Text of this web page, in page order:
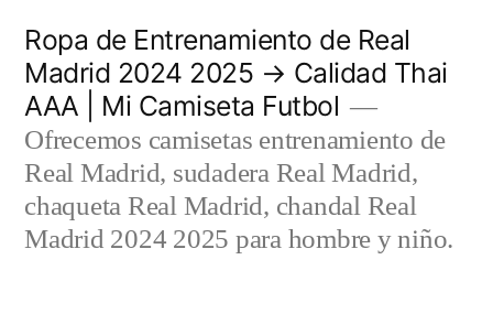
contenido
Ropa de Entrenamiento de Real
Madrid 2024 2025 → Calidad Thai
AAA | Mi Camiseta Futbol
Ofrecemos camisetas entrenamiento de
Real Madrid, sudadera Real Madrid,
chaqueta Real Madrid, chandal Real
Madrid 2024 2025 para hombre y niño.